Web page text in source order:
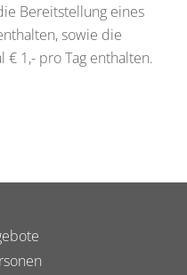
Bereitstellung eines
sowie die
€ 1,- pro Tag enthalten.